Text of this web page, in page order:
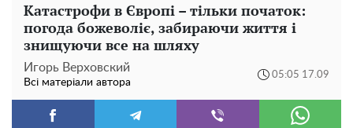
Катастрофи в Європі – тільки початок:
погода божеволіє, забираючи життя і
знищуючи все на шляху
Игорь Верховский
Всі матеріали автора
05:05 17.09